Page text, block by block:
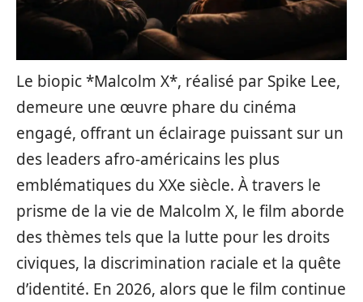
Le biopic *Malcolm X*, réalisé par Spike Lee,
demeure une œuvre phare du cinéma
engagé, offrant un éclairage puissant sur un
des leaders afro-américains les plus
emblématiques du XXe siècle. À travers le
prisme de la vie de Malcolm X, le film aborde
des thèmes tels que la lutte pour les droits
civiques, la discrimination raciale et la quête
d’identité. En 2026, alors que le film continue